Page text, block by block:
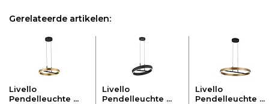
Gerelateerde artikelen:
Livello
Pendelleuchte ...
Livello
Pendelleuchte ...
Livello
Pendelleuchte ...